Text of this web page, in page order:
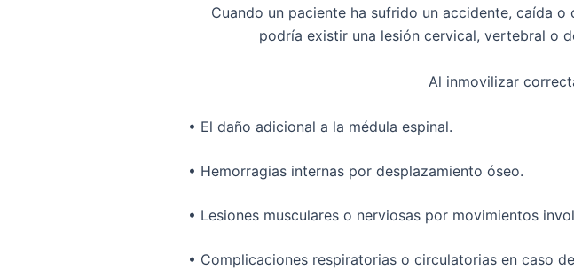
Cuando un paciente ha sufrido un accidente, caída
podría existir una lesión cervical, vertebral o
Al inmovilizar
• El daño adicional a la médula espinal.
• Hemorragias internas por desplazamiento óseo.
• Lesiones musculares o nerviosas por movimientos
• Complicaciones respiratorias o circulatorias en caso